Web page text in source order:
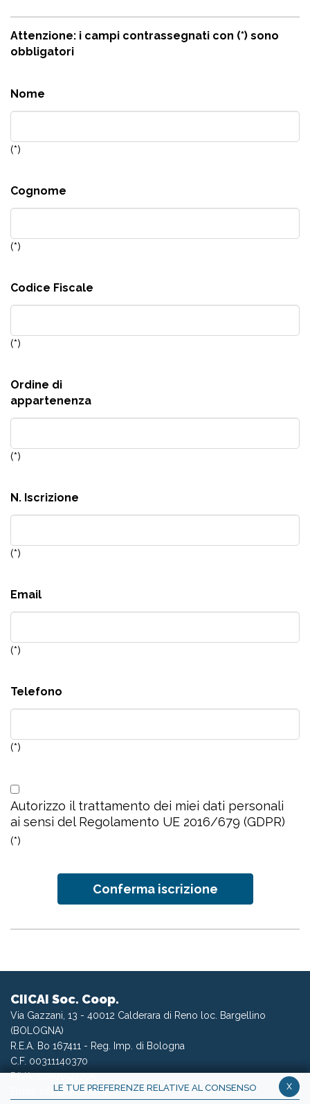
Attenzione: i campi contrassegnati con (*) sono
obbligatori
Nome
(*)
Cognome
(*)
Codice Fiscale
(*)
Ordine di
appartenenza
(*)
N. Iscrizione
(*)
Email
(*)
Telefono
(*)
Autorizzo il trattamento dei miei dati personali
ai sensi del Regolamento UE 2016/679 (GDPR)
(*)
CIICAI Soc. Coop.
Via Gazzani, 13 - 40012 Calderara di Reno loc. Bargellino
(BOLOGNA)
R.E.A. Bo 167411 - Reg. Imp. di Bologna
C.F. 00311140370
P.IVA: 00501541205
info@ciicai.com x
LE TUE PREFERENZE RELATIVE AL CONSENSO